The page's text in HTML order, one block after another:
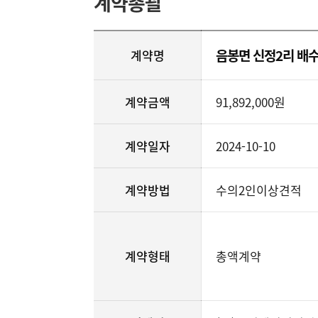
계약명 음봉면 신정2리 배
계약금액 91,892,000원
계약일자 2024-10-10
계약방법 수의2인이상견적
계약형태 총액계약